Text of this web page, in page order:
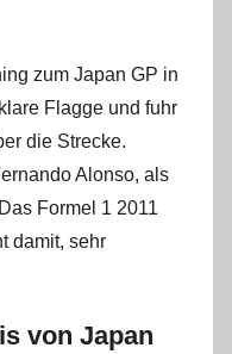
zum Japan GP in
Flagge und fuhr
die Strecke.
Alonso, als
Formel 1 2011
damit, sehr
von Japan